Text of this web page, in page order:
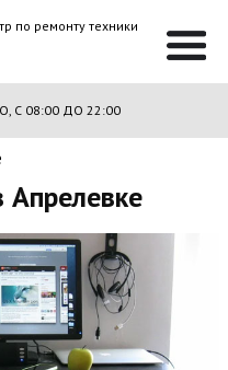
по ремонту техники
С 08:00 ДО 22:00